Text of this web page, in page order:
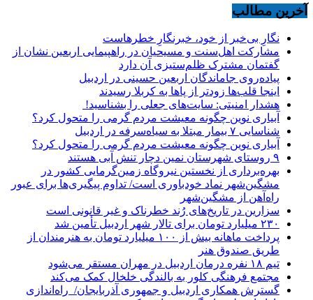
آخرین مطالب
نگارِ بی‌خبر از خود، خبرنگارِ خطرهاست
مشارکت اهل‌سنت و مسیحیان در راهپیمایی اربعین نشان از
گفتمان مشترک ظلم‌ستیزی آن دارد
پیاده‌روی جاماندگان اربعین حسینی در اردبیل
اینجا قلب‌ها زودتر از پاها به کربلا رسیدند
هشدار امنیتی: سایت‌های جعلی را بشناسید!
آبیاری نوین چگونه معیشت مردم گرمی را متحول کرد؟
شناسایی ۷ بیمار مبتلا به سیاه‌سرفه در اردبیل
آبیاری نوین چگونه معیشت مردم گرمی را متحول کرد؟
۹ روستای شهرستان نمین دچار تنش آبی هستند
بهره‌برداری از نخستین نیروگاه زمین‌گرمایی کشور در
مشگین‌شهر نماد خودباوری است/ تداوم پیگیری‌ها برای عبور
راه‌آهن از مشگین‌شهر
سزارین در تاریخ‌های رُند خطرناک و غیر قانونی است
۲۳۰ میلیارد تومان برای تالار شهر اردبیل تأمین شد
پرداخت ماهانه بیش از ۱۰۰ میلیارد تومان به هنرمندان از
طریق صندوق هنر
تیم ۱۸ نفره درمان اردبیل در مهران مستقر می‌شود
مجتمع فرهنگی کلور به بالندگی خلخال کمک می‌کند
گسترش همکاری اردبیل و جمهوری آذربایجان/ راه‌اندازی